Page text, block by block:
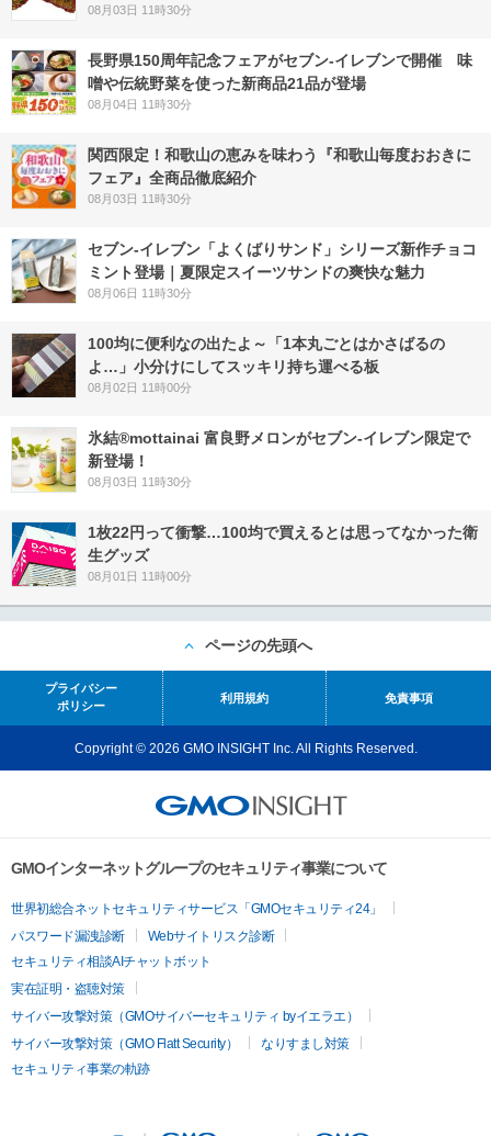
08月03日 11時30分
長野県150周年記念フェアがセブン-イレブンで開催 味
噌や伝統野菜を使った新商品21品が登場
08月04日 11時30分
関西限定！和歌山の恵みを味わう『和歌山毎度おおきに
フェア』全商品徹底紹介
08月03日 11時30分
セブン‐イレブン「よくばりサンド」シリーズ新作チョコ
ミント登場｜夏限定スイーツサンドの爽快な魅力
08月06日 11時30分
100均に便利なの出たよ～「1本丸ごとはかさばるの
よ…」小分けにしてスッキリ持ち運べる板
08月02日 11時00分
氷結®mottainai 富良野メロンがセブン‐イレブン限定で
新登場！
08月03日 11時30分
1枚22円って衝撃…100均で買えるとは思ってなかった衛
生グッズ
08月01日 11時00分
ページの先頭へ
プライバシー
ポリシー
利用規約 免責事項
Copyright © 2026 GMO INSIGHT Inc. All Rights Reserved.
GMOインターネットグループのセキュリティ事業について
世界初総合ネットセキュリティサービス「GMOセキュリティ24」
パスワード漏洩診断
Webサイトリスク診断
セキュリティ相談AIチャットボット
実在証明・盗聴対策
サイバー攻撃対策（GMOサイバーセキュリティ byイエラエ）
サイバー攻撃対策（GMO Flatt Security）
なりすまし対策
セキュリティ事業の軌跡